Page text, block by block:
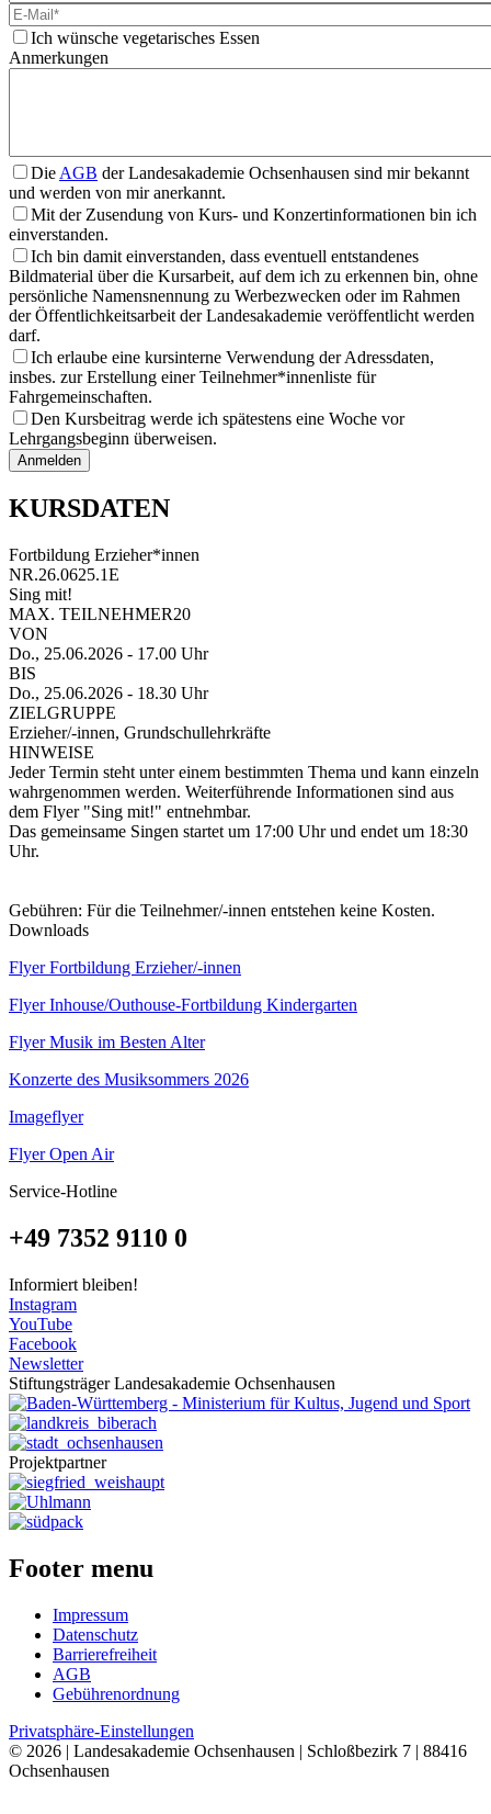
Ich wünsche vegetarisches Essen
Anmerkungen
DieAGB der Landesakademie Ochsenhausen sind mir bekannt
und werden von mir anerkannt.
Mit der Zusendung von Kurs- und Konzertinformationen bin ich
einverstanden.
Ich bin damit einverstanden, dass eventuell entstandenes
Bildmaterial über die Kursarbeit, auf dem ich zu erkennen bin, ohne
persönliche Namensnennung zu Werbezwecken oder im Rahmen
der Öffentlichkeitsarbeit der Landesakademie veröffentlicht werden
darf.
Ich erlaube eine kursinterne Verwendung der Adressdaten,
insbes. zur Erstellung einer Teilnehmer*innenliste für
Fahrgemeinschaften.
Den Kursbeitrag werde ich spätestens eine Woche vor
Lehrgangsbeginn überweisen.
Anmelden
KURSDATEN
Fortbildung Erzieher*innen
NR.26.0625.1E
Sing mit!
MAX. TEILNEHMER20
VON
Do., 25.06.2026 - 17.00 Uhr
BIS
Do., 25.06.2026 - 18.30 Uhr
ZIELGRUPPE
Erzieher/-innen, Grundschullehrkräfte
HINWEISE
Jeder Termin steht unter einem bestimmten Thema und kann einzeln
wahrgenommen werden. Weiterführende Informationen sind aus
dem Flyer "Sing mit!" entnehmbar.
Das gemeinsame Singen startet um 17:00 Uhr und endet um 18:30
Uhr.
Gebühren: Für die Teilnehmer/-innen entstehen keine Kosten.
Downloads
Flyer Fortbildung Erzieher/-innen
Flyer Inhouse/Outhouse-Fortbildung Kindergarten
Flyer Musik im Besten Alter
Konzerte des Musiksommers 2026
Imageflyer
Flyer Open Air
Service-Hotline
+49 7352 9110 0
Informiert bleiben!
Instagram
YouTube
Facebook
Newsletter
Stiftungsträger Landesakademie Ochsenhausen
Projektpartner
Footer menu
Impressum
Datenschutz
Barrierefreiheit
AGB
Gebührenordnung
Privatsphäre-Einstellungen
© 2026 | Landesakademie Ochsenhausen | Schloßbezirk 7 | 88416
Ochsenhausen